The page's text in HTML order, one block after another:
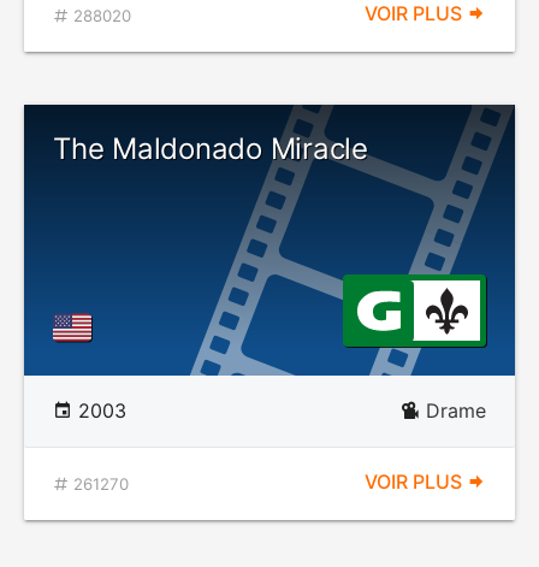
288020 VOIR PLUS
The Maldonado Miracle
2003 Drame
261270 VOIR PLUS